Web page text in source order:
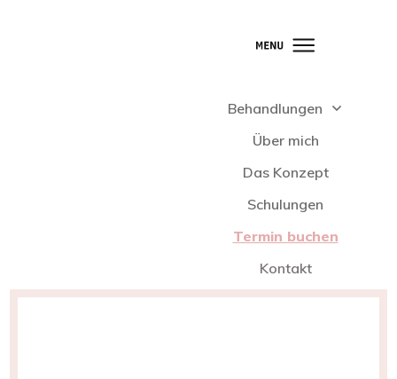
Behandlungen
Über mich
Das Konzept
Schulungen
Termin buchen
Kontakt